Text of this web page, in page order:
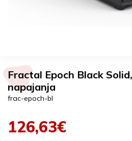
Fractal Epoch Black
napajanja
frac-epoch-bl
126,63€